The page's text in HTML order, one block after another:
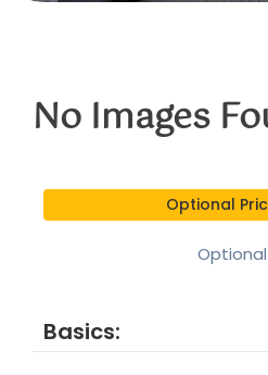
No Images
Optional
Basics: